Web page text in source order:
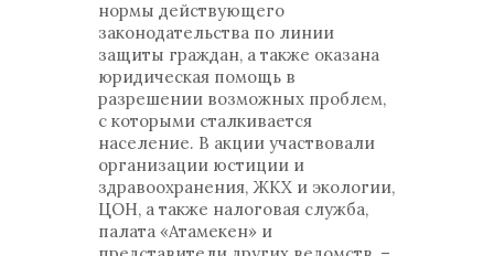
нормы действующего
законодательства по линии
защиты граждан, а также оказана
юридическая помощь в
разрешении возможных проблем,
с которыми сталкивается
население. В акции участвовали
организации юстиции и
здравоохранения, ЖКХ и экологии,
ЦОН, а также налоговая служба,
палата «Атамекен» и